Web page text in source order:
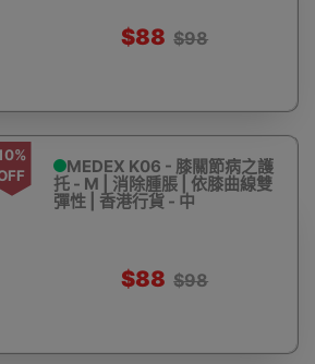
$88 $98
MEDEX K06 - 膝關節病之護
托 - M | 消除腫脹 | 依膝曲線雙
彈性 | 香港行貨 - 中
$88 $98